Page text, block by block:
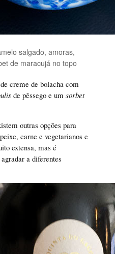
salgado, amoras,
de maracujá no topo
creme de bolacha com
de pêssego e um sorbet
outras opções para
carne e vegetarianos e
extensa, mas é
a diferentes